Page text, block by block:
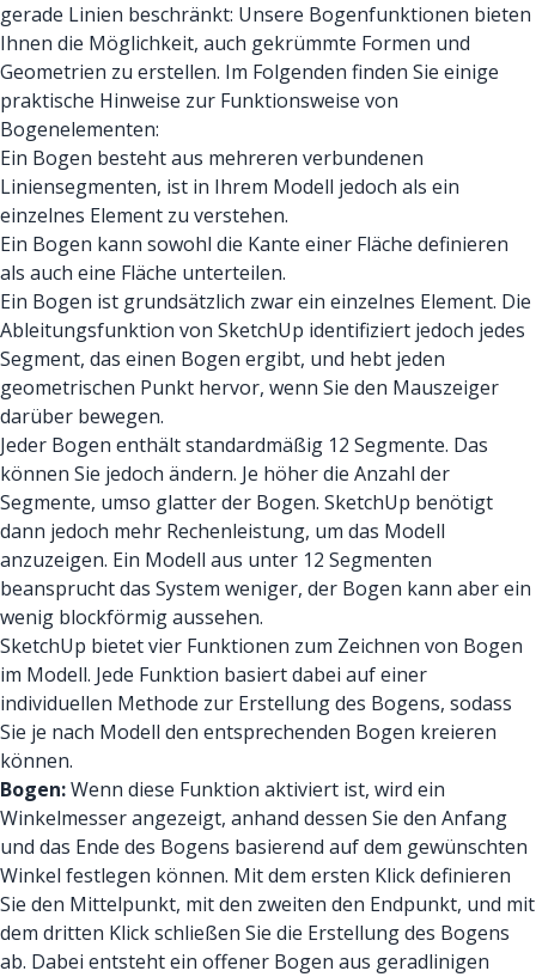
gerade Linien beschränkt: Unsere Bogenfunktionen bieten
Ihnen die Möglichkeit, auch gekrümmte Formen und
Geometrien zu erstellen. Im Folgenden finden Sie einige
praktische Hinweise zur Funktionsweise von
Bogenelementen:
Ein Bogen besteht aus mehreren verbundenen
Liniensegmenten, ist in Ihrem Modell jedoch als ein
einzelnes Element zu verstehen.
Ein Bogen kann sowohl die Kante einer Fläche definieren
als auch eine Fläche unterteilen.
Ein Bogen ist grundsätzlich zwar ein einzelnes Element. Die
Ableitungsfunktion von SketchUp identifiziert jedoch jedes
Segment, das einen Bogen ergibt, und hebt jeden
geometrischen Punkt hervor, wenn Sie den Mauszeiger
darüber bewegen.
Jeder Bogen enthält standardmäßig 12 Segmente. Das
können Sie jedoch ändern. Je höher die Anzahl der
Segmente, umso glatter der Bogen. SketchUp benötigt
dann jedoch mehr Rechenleistung, um das Modell
anzuzeigen. Ein Modell aus unter 12 Segmenten
beansprucht das System weniger, der Bogen kann aber ein
wenig blockförmig aussehen.
SketchUp bietet vier Funktionen zum Zeichnen von Bogen
im Modell. Jede Funktion basiert dabei auf einer
individuellen Methode zur Erstellung des Bogens, sodass
Sie je nach Modell den entsprechenden Bogen kreieren
können.
Bogen:Wenn diese Funktion aktiviert ist, wird ein
Winkelmesser angezeigt, anhand dessen Sie den Anfang
und das Ende des Bogens basierend auf dem gewünschten
Winkel festlegen können. Mit dem ersten Klick definieren
Sie den Mittelpunkt, mit den zweiten den Endpunkt, und mit
dem dritten Klick schließen Sie die Erstellung des Bogens
ab. Dabei entsteht ein offener Bogen aus geradlinigen